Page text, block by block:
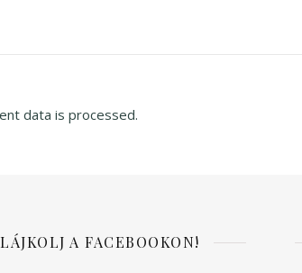
data is processed.
LÁJKOLJ A FACEBOOKON!